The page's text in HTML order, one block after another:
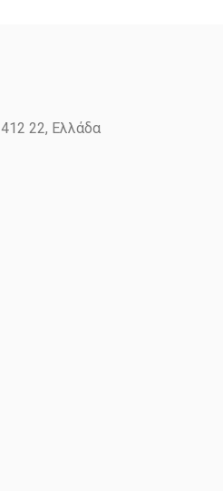
412 22, Ελλάδα